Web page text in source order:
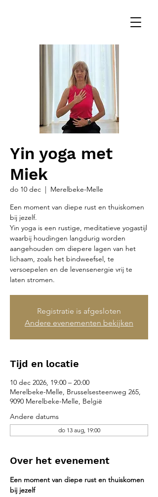
Yin yoga met
Miek
do 10 dec
  |
Merelbeke-Melle
Een moment van diepe rust en thuiskomen
bij jezelf.
Yin yoga is een rustige, meditatieve yogastijl
waarbij houdingen langdurig worden
aangehouden om diepere lagen van het
lichaam, zoals het bindweefsel, te
versoepelen en de levensenergie vrij te
laten stromen.
Registratie is afgesloten
Andere evenementen bekijken
Tijd en locatie
10 dec 2026, 19:00 – 20:00
Merelbeke-Melle, Brusselsesteenweg 265,
9090 Merelbeke-Melle, België
Andere datums
do 13 aug, 19:00
Over het evenement
Een moment van diepe rust en thuiskomen
bij jezelf